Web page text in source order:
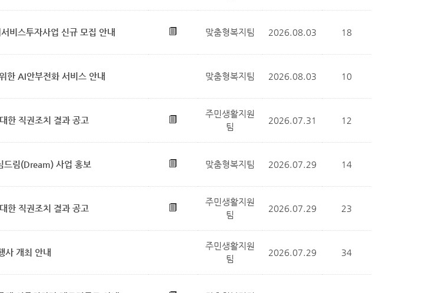
비스투자사업 신규 모집 안내 맞춤형복지팀 2026.08.03 18
한 AI안부전화 서비스 안내 맞춤형복지팀 2026.08.03 10
한 직권조치 결과 공고
주민생활지원
팀
2026.07.31 12
드림(Dream) 사업 홍보 맞춤형복지팀 2026.07.29 14
한 직권조치 결과 공고
주민생활지원
팀
2026.07.29 23
사 개최 안내
주민생활지원
팀
2026.07.29 34